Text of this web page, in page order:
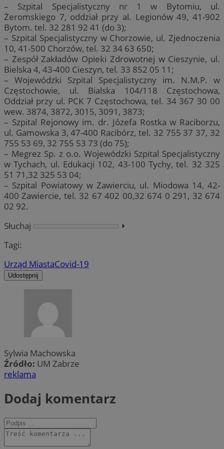
– Szpital Specjalistyczny nr 1 w Bytomiu, ul.
Żeromskiego 7, oddział przy al. Legionów 49, 41-902
Bytom. tel. 32 281 92 41 (do 3);
– Szpital Specjalistyczny w Chorzowie, ul. Zjednoczenia
10, 41-500 Chorzów, tel. 32 34 63 650;
– Zespół Zakładów Opieki Zdrowotnej w Cieszynie, ul.
Bielska 4, 43-400 Cieszyn, tel. 33 852 05 11;
– Wojewódzki Szpital Specjalistyczny im. N.M.P. w
Częstochowie, ul. Bialska 104/118 Częstochowa,
Oddział przy ul. PCK 7 Częstochowa, tel. 34 367 30 00
wew. 3874, 3872, 3015, 3091, 3873;
– Szpital Rejonowy im. dr. Józefa Rostka w Raciborzu,
ul. Gamowska 3, 47-400 Racibórz, tel. 32 755 37 37, 32
755 53 69, 32 755 53 73 (do 75);
– Megrez Sp. z o.o. Wojewódzki Szpital Specjalistyczny
w Tychach, ul. Edukacji 102, 43-100 Tychy, tel. 32 325
51 71,32 325 53 04;
– Szpital Powiatowy w Zawierciu, ul. Miodowa 14, 42-
400 Zawiercie, tel. 32 67 402 00,32 674 0 291, 32 674
02 92.
Słuchaj
⏵︎
Tagi:
Urząd MiastaCovid-19
Udostępnij
Sylwia Machowska
Źródło: UM Zabrze
reklama
Dodaj komentarz